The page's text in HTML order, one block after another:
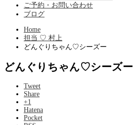
ご予約・お問い合わせ
ブログ
Home
担当 ♡ 村上
どんぐりちゃん♡シーズー
どんぐりちゃん♡シーズー
Tweet
Share
+1
Hatena
Pocket